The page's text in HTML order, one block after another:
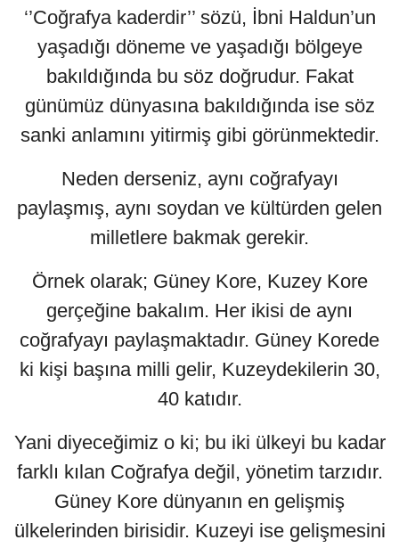
‘’Coğrafya kaderdir’’ sözü, İbni Haldun’un
yaşadığı döneme ve yaşadığı bölgeye
bakıldığında bu söz doğrudur. Fakat
günümüz dünyasına bakıldığında ise söz
sanki anlamını yitirmiş gibi görünmektedir.
Neden derseniz, aynı coğrafyayı
paylaşmış, aynı soydan ve kültürden gelen
milletlere bakmak gerekir.
Örnek olarak; Güney Kore, Kuzey Kore
gerçeğine bakalım. Her ikisi de aynı
coğrafyayı paylaşmaktadır. Güney Korede
ki kişi başına milli gelir, Kuzeydekilerin 30,
40 katıdır.
Yani diyeceğimiz o ki; bu iki ülkeyi bu kadar
farklı kılan Coğrafya değil, yönetim tarzıdır.
Güney Kore dünyanın en gelişmiş
ülkelerinden birisidir. Kuzeyi ise gelişmesini